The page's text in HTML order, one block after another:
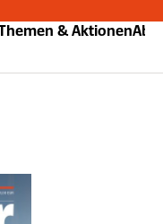
& AktionenAbo